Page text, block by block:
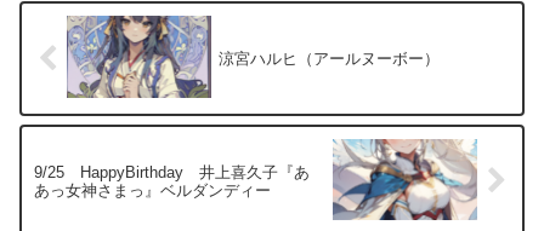
涼宮ハルヒ（アールヌーボー）
9/25 HappyBirthday 井上喜久子『あ
あっ女神さまっ』ベルダンディー